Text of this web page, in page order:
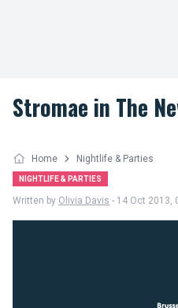
Stromae in The
Home Nightlife & Parties
NIGHTLIFE & PARTIES
Written by Olivia Davis - 14 Oct 2013,